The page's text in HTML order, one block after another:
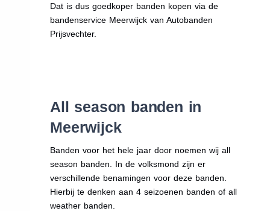
Dat is dus goedkoper banden kopen via de
bandenservice Meerwijck van Autobanden
Prijsvechter.
All season banden in
Meerwijck
Banden voor het hele jaar door noemen wij all
season banden. In de volksmond zijn er
verschillende benamingen voor deze banden.
Hierbij te denken aan 4 seizoenen banden of all
weather banden.